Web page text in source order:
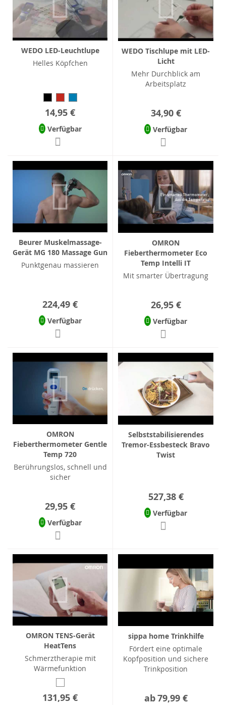
WEDO LED-Leuchtlupe
Helles Köpfchen
14,95 €
Verfügbar
WEDO Tischlupe mit LED-
Licht
Mehr Durchblick am
Arbeitsplatz
34,90 €
Verfügbar
Beurer Muskelmassage-
Gerät MG 180 Massage Gun
Punktgenau massieren
224,49 €
Verfügbar
OMRON
Fieberthermometer Eco
Temp Intelli IT
Mit smarter Übertragung
26,95 €
Verfügbar
OMRON
Fieberthermometer Gentle
Temp 720
Berührungslos, schnell und
sicher
29,95 €
Verfügbar
Selbststabilisierendes
Tremor-Essbesteck Bravo
Twist
527,38 €
Verfügbar
OMRON TENS-Gerät
HeatTens
Schmerztherapie mit
Wärmefunktion
131,95 €
sippa home Trinkhilfe
Fördert eine optimale
Kopfposition und sichere
Trinkposition
ab79,99 €